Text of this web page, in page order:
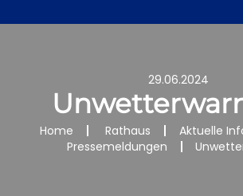
29.06.2024
Home Rathaus
Aktuelle
Pressemeldungen